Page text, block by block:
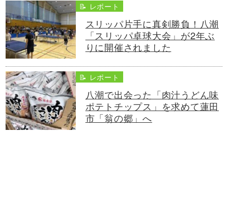
📝 レポート
スリッパ片手に真剣勝負！八潮
「スリッパ卓球大会」が2年ぶ
りに開催されました
📝 レポート
八潮で出会った「肉汁うどん味
ポテトチップス」を求めて蓮田
市「翁の郷」へ